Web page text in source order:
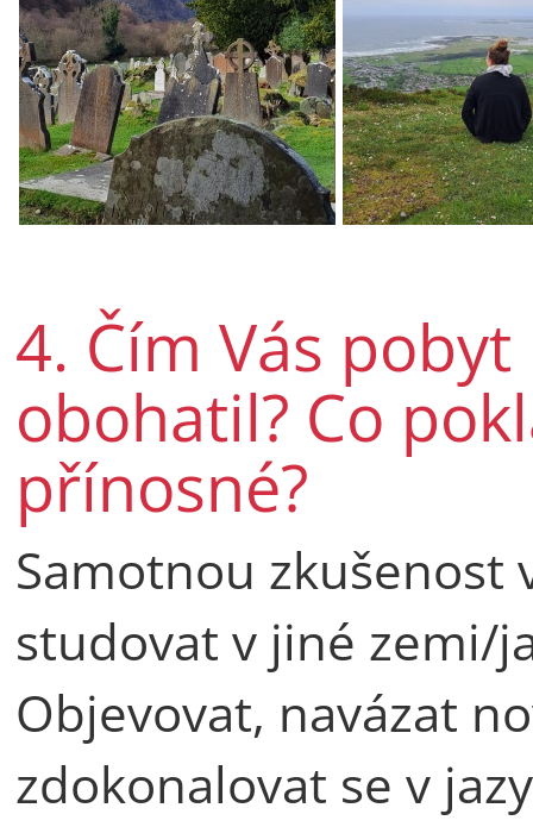
4. Čím Vás
obohatil? Co
přínosné?
Samotnou zkušenost
studovat v jiné zemi/
Objevovat, navázat
zdokonalovat se v